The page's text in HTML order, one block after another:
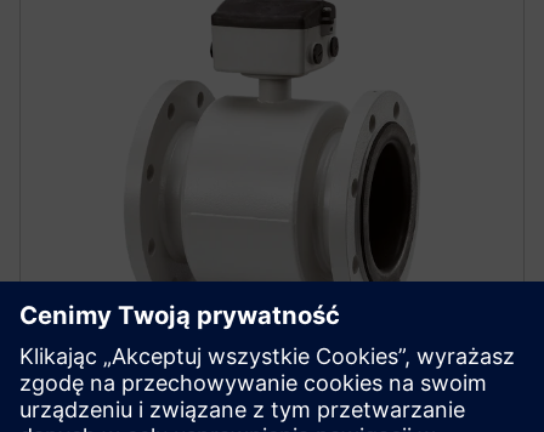
SITRANS FM MAG 3100